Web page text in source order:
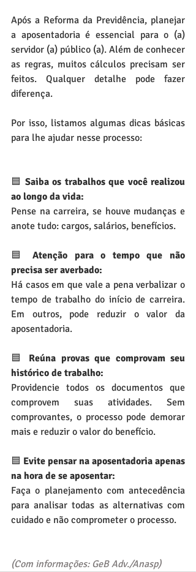
Após a Reforma da Previdência, planejar
a aposentadoria é essencial para o (a)
servidor (a) público (a). Além de conhecer
as regras, muitos cálculos precisam ser
feitos. Qualquer detalhe pode fazer
diferença.
Por isso, listamos algumas dicas básicas
para lhe ajudar nesse processo:
🟦 Saiba os trabalhos que você realizou
ao longo da vida:
Pense na carreira, se houve mudanças e
anote tudo: cargos, salários, benefícios.
🟦 Atenção para o tempo que não
precisa ser averbado:
Há casos em que vale a pena verbalizar o
tempo de trabalho do início de carreira.
Em outros, pode reduzir o valor da
aposentadoria.
🟦 Reúna provas que comprovam seu
histórico de trabalho:
Providencie todos os documentos que
comprovem suas atividades. Sem
comprovantes, o processo pode demorar
mais e reduzir o valor do benefício.
🟦 Evite pensar na aposentadoria apenas
na hora de se aposentar:
Faça o planejamento com antecedência
para analisar todas as alternativas com
cuidado e não comprometer o processo.
(Com informações: GeB Adv./Anasp)